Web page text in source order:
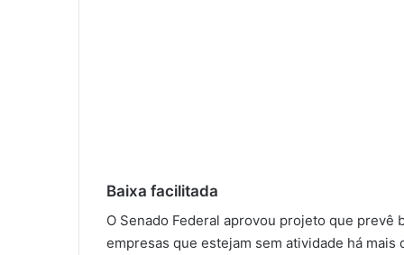
Baixa facilitada
O Senado Federal aprovou projeto que
empresas que estejam sem atividade há